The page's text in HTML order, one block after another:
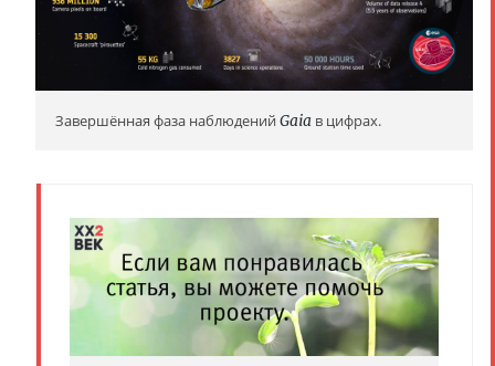
Завершённая фаза наблюдений Gaia в цифрах.